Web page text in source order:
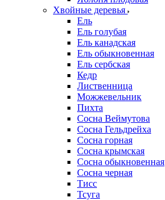
Хвойные деревья
Ель
Ель голубая
Ель канадская
Ель обыкновенная
Ель сербская
Кедр
Лиственница
Можжевельник
Пихта
Сосна Веймутова
Сосна Гельдрейха
Сосна горная
Сосна крымская
Сосна обыкновенная
Сосна черная
Тисс
Тсуга